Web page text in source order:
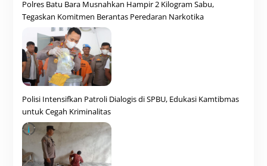
Polres Batu Bara Musnahkan Hampir 2 Kilogram Sabu,
Tegaskan Komitmen Berantas Peredaran Narkotika
Polisi Intensifkan Patroli Dialogis di SPBU, Edukasi Kamtibmas
untuk Cegah Kriminalitas